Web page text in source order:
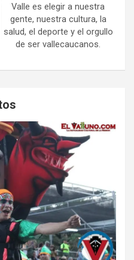
Valle es elegir a nuestra
gente, nuestra cultura, la
salud, el deporte y el orgullo
de ser vallecaucanos.